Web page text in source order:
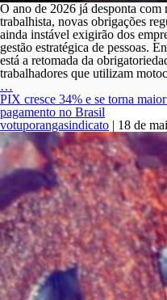
O ano de 2026 já desponta com
trabalhista, novas obrigações
ainda instável exigirão dos
gestão estratégica de pessoas.
está a retomada da
trabalhadores que utilizam
…
da
obrigatoriedade
do
adicional
de
periculosidade
para
trabalhadores
que
utilizam
motocicleta
no
exercício
de
suas
funções.
PIX cresce 34% e se torna
pagamento no Brasil
votuporangasindicato | 18 de